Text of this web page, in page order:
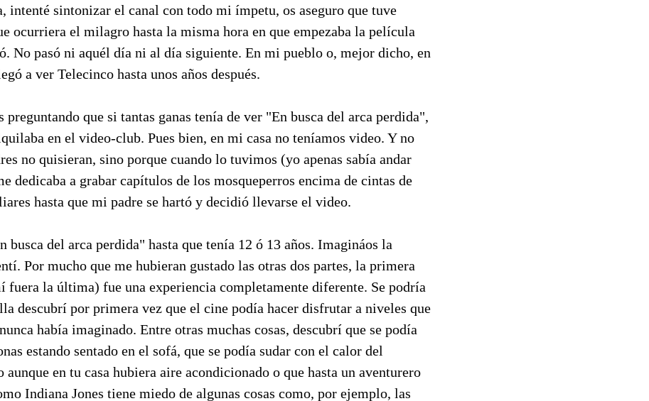
intenté sintonizar el canal con todo mi ímpetu, os aseguro que tuve
ocurriera el milagro hasta la misma hora en que empezaba la película
No pasó ni aquél día ni al día siguiente. En mi pueblo o, mejor dicho, en
a ver Telecinco hasta unos años después.
preguntando que si tantas ganas tenía de ver "En busca del arca perdida",
en el video-club. Pues bien, en mi casa no teníamos video. Y no
no quisieran, sino porque cuando lo tuvimos (yo apenas sabía andar
dedicaba a grabar capítulos de los mosqueperros encima de cintas de
hasta que mi padre se hartó y decidió llevarse el video.
busca del arca perdida" hasta que tenía 12 ó 13 años. Imagináos la
Por mucho que me hubieran gustado las otras dos partes, la primera
fuera la última) fue una experiencia completamente diferente. Se podría
descubrí por primera vez que el cine podía hacer disfrutar a niveles que
había imaginado. Entre otras muchas cosas, descubrí que se podía
estando sentado en el sofá, que se podía sudar con el calor del
aunque en tu casa hubiera aire acondicionado o que hasta un aventurero
Indiana Jones tiene miedo de algunas cosas como, por ejemplo, las